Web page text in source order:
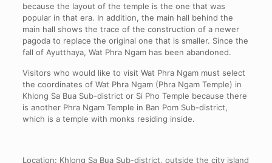
because the layout of the temple is the one that was
popular in that era. In addition, the main hall behind the
main hall shows the trace of the construction of a newer
pagoda to replace the original one that is smaller. Since the
fall of Ayutthaya, Wat Phra Ngam has been abandoned.
Visitors who would like to visit Wat Phra Ngam must select
the coordinates of Wat Phra Ngam (Phra Ngam Temple) in
Khlong Sa Bua Sub-district or Si Pho Temple because there
is another Phra Ngam Temple in Ban Pom Sub-district,
which is a temple with monks residing inside.
Location: Khlong Sa Bua Sub-district, outside the city island